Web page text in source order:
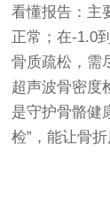
看懂报告：主
正常；在-1.0
骨质疏松，需
超声波骨密度
是守护骨骼健
检”，能让骨